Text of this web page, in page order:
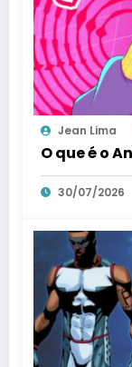
Jean Lima
O que é o
30/07/2026